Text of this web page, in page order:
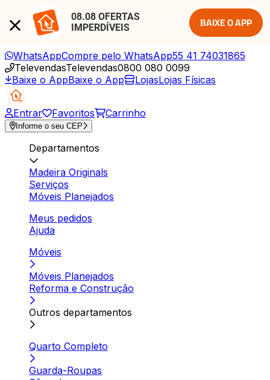
08.08 OFERTAS
IMPERDÍVEIS
BAIXE O APP
WhatsAppCompre pelo WhatsApp55 41 74031865
TelevendasTelevendas0800 080 0099
Baixe o AppBaixe o App LojasLojas Físicas
Entrar Favoritos Carrinho
Informe o seu CEP
Departamentos
Madeira Originals
Serviços
Móveis Planejados
Meus pedidos
Ajuda
Móveis
Móveis Planejados
Reforma e Construção
Outros departamentos
Quarto Completo
Guarda-Roupas